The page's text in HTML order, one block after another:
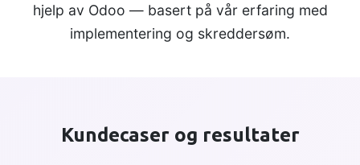
hjelp av Odoo — basert på vår erfaring med
implementering og skreddersøm.
Kundecaser og resultater